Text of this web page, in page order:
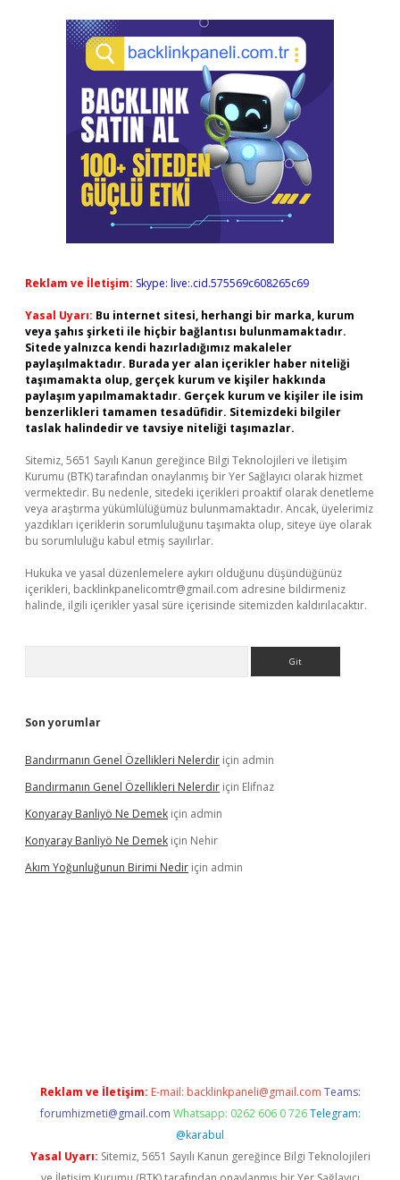
Reklam ve İletişim: Skype: live:.cid.575569c608265c69
Yasal Uyarı: Bu internet sitesi, herhangi bir marka, kurum
veya şahıs şirketi ile hiçbir bağlantısı bulunmamaktadır.
Sitede yalnızca kendi hazırladığımız makaleler
paylaşılmaktadır. Burada yer alan içerikler haber niteliği
taşımamakta olup, gerçek kurum ve kişiler hakkında
paylaşım yapılmamaktadır. Gerçek kurum ve kişiler ile isim
benzerlikleri tamamen tesadüfidir. Sitemizdeki bilgiler
taslak halindedir ve tavsiye niteliği taşımazlar.
Sitemiz, 5651 Sayılı Kanun gereğince Bilgi Teknolojileri ve İletişim
Kurumu (BTK) tarafından onaylanmış bir Yer Sağlayıcı olarak hizmet
vermektedir. Bu nedenle, sitedeki içerikleri proaktif olarak denetleme
veya araştırma yükümlülüğümüz bulunmamaktadır. Ancak, üyelerimiz
yazdıkları içeriklerin sorumluluğunu taşımakta olup, siteye üye olarak
bu sorumluluğu kabul etmiş sayılırlar.
Hukuka ve yasal düzenlemelere aykırı olduğunu düşündüğünüz
içerikleri, backlinkpanelicomtr@gmail.com adresine bildirmeniz
halinde, ilgili içerikler yasal süre içerisinde sitemizden kaldırılacaktır.
Son yorumlar
Bandırmanın Genel Özellikleri Nelerdir için admin
Bandırmanın Genel Özellikleri Nelerdir için Elifnaz
Konyaray Banliyö Ne Demek için admin
Konyaray Banliyö Ne Demek için Nehir
Akım Yoğunluğunun Birimi Nedir için admin
Reklam ve İletişim: E-mail: backlinkpaneli@gmail.com Teams:
forumhizmeti@gmail.com Whatsapp: 0262 606 0 726 Telegram:
@karabul
Yasal Uyarı: Sitemiz, 5651 Sayılı Kanun gereğince Bilgi Teknolojileri